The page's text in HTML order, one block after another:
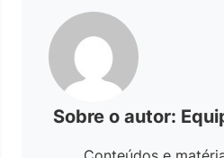
Sobre o autor: